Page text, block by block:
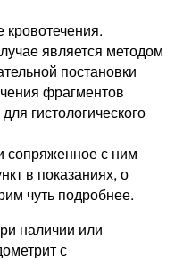
является методом
постановки
фрагментов
гистологического
сопряженное с ним
в показаниях, о
чуть подробнее.
наличии или
с